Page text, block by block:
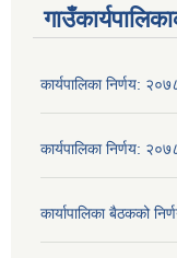
कार्यपालिका निर्णय:
कार्यपालिका निर्णय:
कार्यापालिका बैठकको